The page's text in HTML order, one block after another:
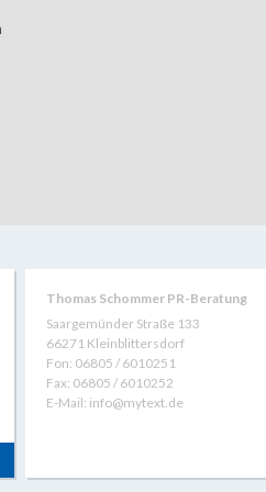
Thomas Schommer PR-Beratung
Saargemünder Straße 133
66271 Kleinblittersdorf
Fon: 06805 / 6010251
Fax: 06805 / 6010252
E-Mail: info@mytext.de